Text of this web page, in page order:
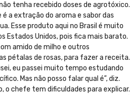
tenha recebido doses de agrotóxico.
é a extração do aroma e sabor das
Esse produto aqui no Brasil é muito
Estados Unidos, pois fica mais barato.
amido de milho e outros
pétalas de rosas, para fazer a receita.
eu passei muito tempo estudando
Mas não posso falar qual é”, diz.
o chefe tem dificuldades para explicar.